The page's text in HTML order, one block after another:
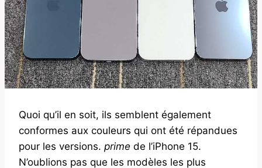
Quoi qu’il en soit, ils semblent également
conformes aux couleurs qui ont été répandues
pour les versions. prime de l’iPhone 15.
N’oublions pas que les modèles les plus